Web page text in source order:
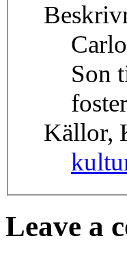
Son
Källor,
Leave a